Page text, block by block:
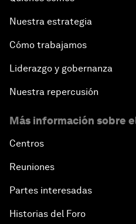
Nuestra estrategia
Cómo trabajamos
Liderazgo y gobernanza
Nuestra repercusión
Más información sobre
Centros
Reuniones
Partes interesadas
Historias del Foro